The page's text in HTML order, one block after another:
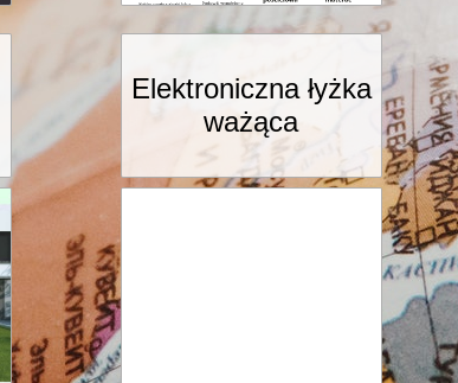
Elektroniczna łyżka
ważąca